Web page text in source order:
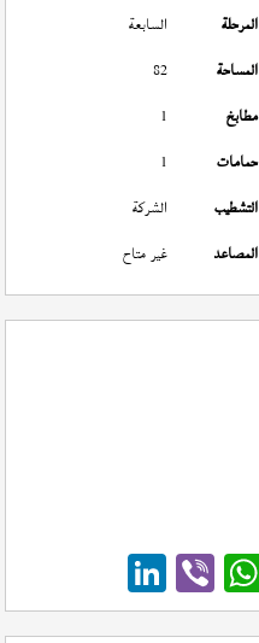
المرحلة
السابعة
المساحة
82
مطابخ
1
حمامات
1
التشطيب
الشركة
المصاعد غير متاح